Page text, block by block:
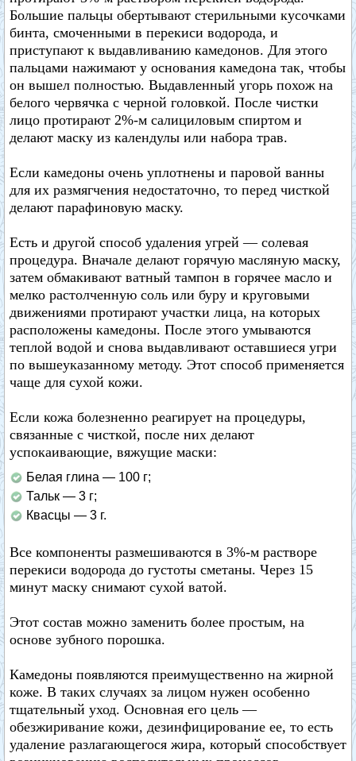
Большие пальцы обертывают стерильными кусочками
бинта, смоченными в перекиси водорода, и
приступают к выдавливанию камедонов. Для этого
пальцами нажимают у основания камедона так, чтобы
он вышел полностью. Выдавленный угорь похож на
белого червячка с черной головкой. После чистки
лицо протирают 2%-м салициловым спиртом и
делают маску из календулы или набора трав.
Если камедоны очень уплотнены и паровой ванны
для их размягчения недостаточно, то перед чисткой
делают парафиновую маску.
Есть и другой способ удаления угрей — солевая
процедура. Вначале делают горячую масляную маску,
затем обмакивают ватный тампон в горячее масло и
мелко растолченную соль или буру и круговыми
движениями протирают участки лица, на которых
расположены камедоны. После этого умываются
теплой водой и снова выдавливают оставшиеся угри
по вышеуказанному методу. Этот способ применяется
чаще для сухой кожи.
Если кожа болезненно реагирует на процедуры,
связанные с чисткой, после них делают
успокаивающие, вяжущие маски:
Белая глина — 100 г;
Тальк — 3 г;
Квасцы — 3 г.
Все компоненты размешиваются в 3%-м растворе
перекиси водорода до густоты сметаны. Через 15
минут маску снимают сухой ватой.
Этот состав можно заменить более простым, на
основе зубного порошка.
Камедоны появляются преимущественно на жирной
коже. В таких случаях за лицом нужен особенно
тщательный уход. Основная его цель —
обезжиривание кожи, дезинфицирование ее, то есть
удаление разлагающегося жира, который способствует